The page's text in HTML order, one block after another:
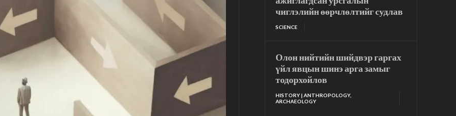
чиглэлийн өөрчлөлтийг судлав
SCIENCE
Олон нийтийн шийдвэр гаргах
үйл явцын шинэ арга замыг
тодорхойлов
HISTORY | ANTHROPOLOGY,
ARCHAEOLOGY